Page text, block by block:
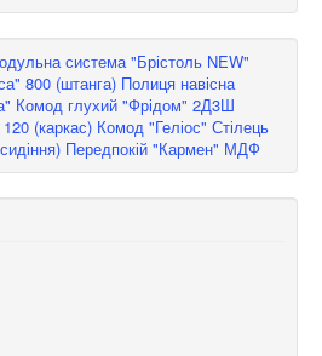
система "Брістоль NEW"
800 (штанга) Полиця навісна
Комод глухий "Фрідом" 2Д3Ш
(каркас) Комод "Геліос" Стілець
Передпокій "Кармен" МДФ